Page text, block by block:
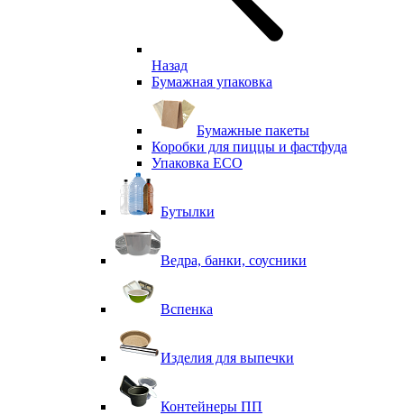
Назад
Бумажная упаковка
Бумажные пакеты
Коробки для пиццы и фастфуда
Упаковка ECO
Бутылки
Ведра, банки, соусники
Вспенка
Изделия для выпечки
Контейнеры ПП